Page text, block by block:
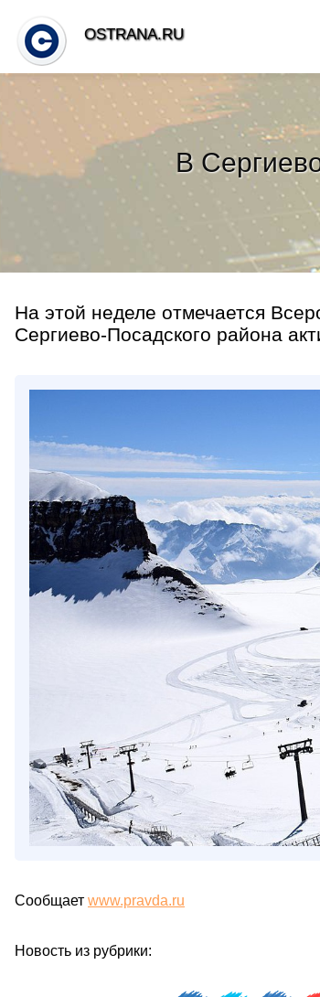
В
На этой неделе отмечается
Сергиево-Посадского района
Сообщает www.pravda.ru
Новость из рубрики:
OSTRANA.RU